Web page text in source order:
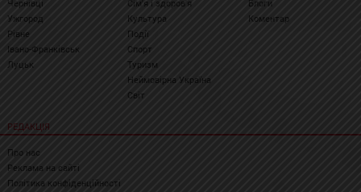
Чернівці
Ужгород
Рівне
Івано-Франківськ
Луцьк
Сім'я і здоров'я
Культура
Події
Спорт
Туризм
Неймовірна Україна
Світ
Блоги
Коментар
РЕДАКЦІЯ
Про нас
Реклама на сайті
Політика конфіденційності